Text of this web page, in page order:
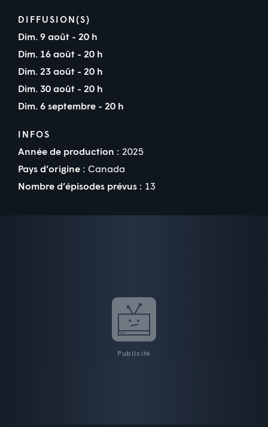
DIFFUSION(S)
Dim. 9 août - 20 h
Dim. 16 août - 20 h
Dim. 23 août - 20 h
Dim. 30 août - 20 h
Dim. 6 septembre - 20 h
INFOS
Année de production : 2025
Pays d’origine : Canada
Nombre d’épisodes prévus : 13
Publicité